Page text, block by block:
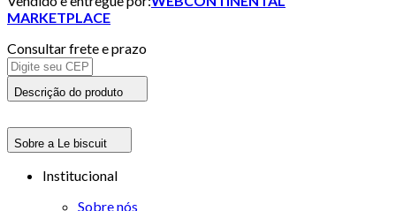
MARKETPLACE
Consultar frete e prazo
Descrição do produto
Sobre a Le biscuit
Institucional
Sobre nós